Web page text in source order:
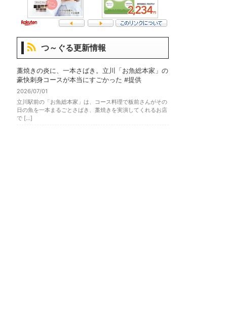
つ～ぐる更新情報
藁焼きの炎に、一本さばき。立川「お魚総本家」の
豪快刺身コースが本当にすごかった #提供
2026/07/01
立川駅前の「お魚総本家」は、コース料理で板前さんがその
日の魚を一本まるごとさばき、藁焼きを実演してくれるお店
で […]